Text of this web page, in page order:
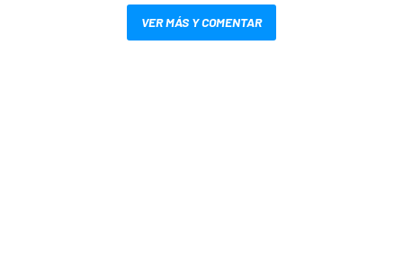
VER MÁS Y COMENTAR